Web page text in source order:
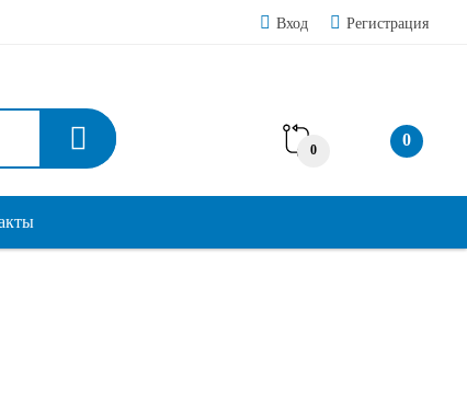
Вход Регистрация
0
0